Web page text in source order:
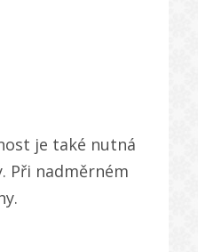
je také nutná
Při nadměrném